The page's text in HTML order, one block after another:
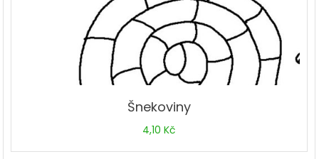
Šnekoviny
4,10Kč